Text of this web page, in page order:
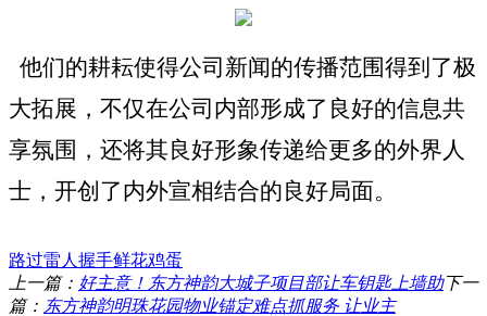
他们的耕耘使得公司新闻的传播范围得到了极
大拓展，不仅在公司内部形成了良好的信息共
享氛围，还将其良好形象传递给更多的外界人
士， 开创 了内外宣相结合的良好局面。
路过雷人 握手鲜花鸡蛋
上一篇： 好主意！东方神韵大城子项目部让车钥匙上墙助下一
篇： 东方神韵明珠花园物业锚定难点抓服务 让业主